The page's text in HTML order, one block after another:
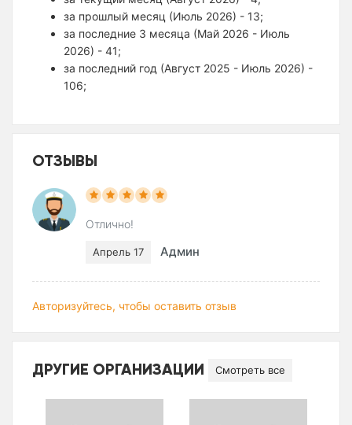
за прошлый месяц (Июль 2026) - 13;
за последние 3 месяца (Май 2026 - Июль
2026) - 41;
за последний год (Август 2025 - Июль 2026) -
106;
ОТЗЫВЫ
Отлично!
Апрель 17 Админ
Авторизуйтесь, чтобы оставить отзыв
ДРУГИЕ ОРГАНИЗАЦИИ Смотреть все